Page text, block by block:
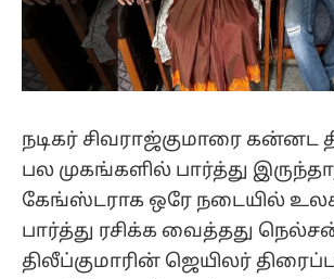
நடிகர் சிவராஜ்குமாரை கன்னட
பல முகங்களில் பார்த்து
கேங்ஸ்டராக ஒரே நடையில்
பார்த்து ரசிக்க வைத்தது
திலீப்குமாரின் ஜெயிலர்